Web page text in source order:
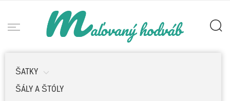
ŠATKY
ŠÁLY A ŠTÓLY